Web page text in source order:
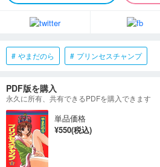
やまだのら プリンセスチャンプ
PDF版を購入
永久に所有、共有できるPDFを購入できます
単品価格
¥550(税込)